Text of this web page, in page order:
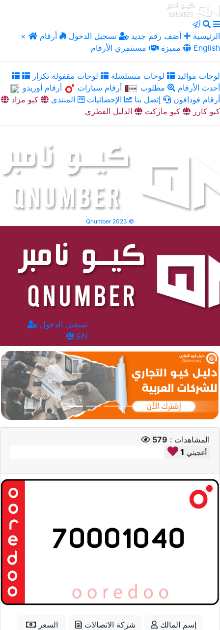
× الرئيسية أضف رقم جديد تسجيل الدخول
أرقام
مميزة
مستثمري الأرقام English
لوحات مواليد لوحات متسلسلة
لوحات مقفولة تكرار
أحدث الأرقام
مطلوب أرقام سيارات
أرقام أوريدو
أرقام فودافون
إتصل بنا الإحصائيات المنتدى
كيو مزاد
كيو كارز
كيو ماركت الدليل القطري
Qnumber 2023 ©
تسجيل الدخول
EN
المشاهدات : 579
1 أعجبني
السعر
شركة الاتصالات
إسم المالك